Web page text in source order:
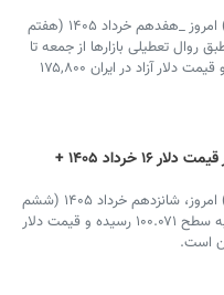
شاخص دلار آمریکا (DXY) امروز _هفدهم خرداد ۱۴۰۵ (هفتم
طبق روال تعطیلی بازارها از جمعه تا
یکشنبه در سطح ۱۰۰.۰۷۱ و قیمت دلار آزاد در ایران ۱۷۵,۸۰۰
نمودار قیمت دلار ۱۶ خرداد ۱۴۰۵ +
شاخص دلار آمریکا (DXY) امروز، شانزدهم خرداد ۱۴۰۵ (ششم
ژوئن ۲۰۲۶) تا این لحظه به سطح ۱۰۰.۰۷۱ رسیده و قیمت دلار